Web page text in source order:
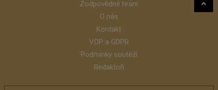
Zodpovědné hraní
O nás
Kontakt
VOP a GDPR
Podmínky soutěží
Redaktoři